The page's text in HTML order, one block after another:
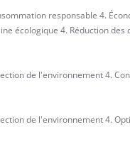
responsable 4.
écologique 4. Réduction des
de l'environnement 4.
de l'environnement 4.